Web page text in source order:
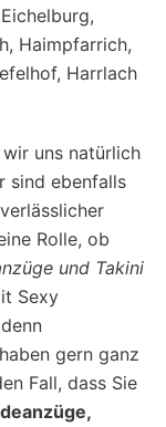
Haimpfarrich,
Harrlach
uns natürlich
sind ebenfalls
Rolle, ob
und Takini
Sexy
gern ganz
Fall, dass Sie